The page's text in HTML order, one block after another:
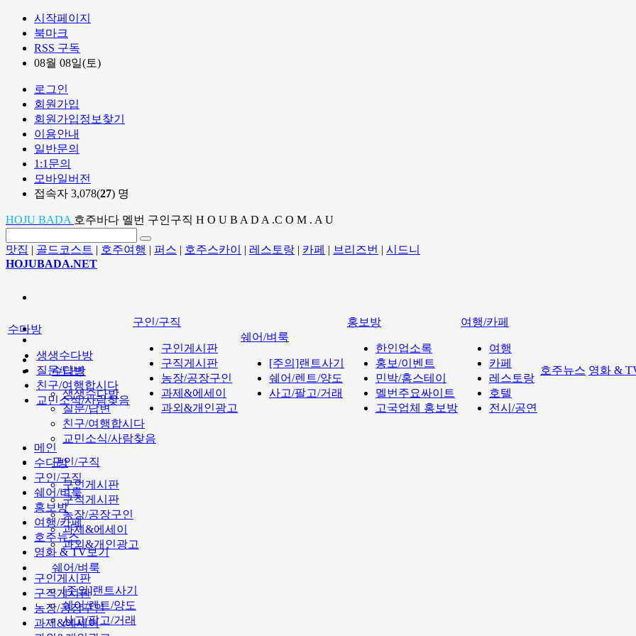
시작페이지
북마크
RSS 구독
08월 08일(토)
로그인
회원가입
회원가입정보찾기
이용안내
일반문의
1:1문의
모바일버전
접속자 3,078(27) 명
HOJU BADA 호주바다 멜번 구인구직 H O U B A D A .C O M . A U
맛집 | 골드코스트 | 호주여행 | 퍼스 | 호주스카이 | 레스토랑 | 카페 | 브리즈번 | 시드니
HOJUBADA.NET
수다방
생생수다방
질문/답변
친구/여행합시다
교민소식/사람찾음
구인/구직
구인게시판
구직게시판
농장/공장구인
과제&에세이
과외&개인광고
쉐어/벼룩
[주의]랜트사기
쉐어/렌트/양도
사고/팔고/거래
수다방
생생수다방
질문/답변
친구/여행합시다
교민소식/사람찾음
구인/구직
구인게시판
구직게시판
농장/공장구인
과제&에세이
과외&개인광고
쉐어/벼룩
[주의]랜트사기
쉐어/렌트/양도
사고/팔고/거래
홍보방
한인업소록
홍보/이벤트
민박/홈스테이
멜번주요싸이트
고국업체 홍보방
여행/카페
여행
카페
레스토랑
호텔
전시/공연
호주뉴스 영화 &
메인
수다방
구인/구직
쉐어/벼룩
홍보방
여행/카페
호주뉴스
영화 & TV보기
구인게시판
구직게시판
농장/공장구인
과제&에세이